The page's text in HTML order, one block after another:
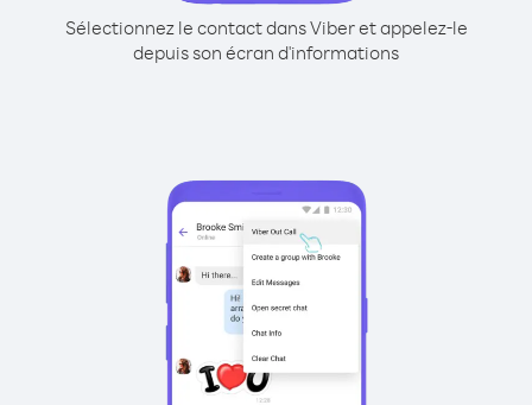
Sélectionnez le contact dans Viber et appelez-le
depuis son écran d'informations